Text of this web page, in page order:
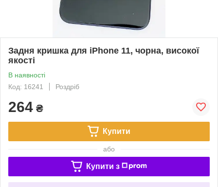
Задня кришка для iPhone 11, чорна, високої
якості
В наявності
Код: 16241
Роздріб
264 ₴
Купити
або
Купити з